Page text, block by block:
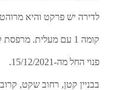
לדירה יש פרקט והיא
קומה 1 עם מעלית. מרפסת קטנה.
פנוי החל מה-15/12/2021.
בבניין קטן, רחוב שקט,